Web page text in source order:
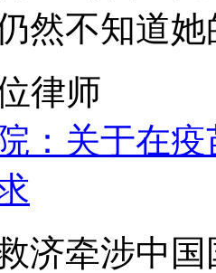
然不知道
律师
：关于在
济牵涉中